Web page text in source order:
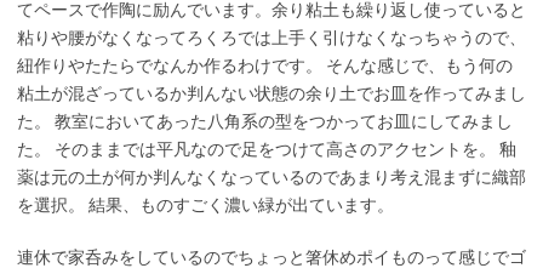
てペースで作陶に励んでいます。余り粘土も繰り返し使っていると
粘りや腰がなくなってろくろでは上手く引けなくなっちゃうので、
紐作りやたたらでなんか作るわけです。 そんな感じで、もう何の
粘土が混ざっているか判んない状態の余り土でお皿を作ってみまし
た。 教室においてあった八角系の型をつかってお皿にしてみまし
た。 そのままでは平凡なので足をつけて高さのアクセントを。 釉
薬は元の土が何か判んなくなっているのであまり考え混まずに織部
を選択。 結果、ものすごく濃い緑が出ています。
連休で家呑みをしているのでちょっと箸休めポイものって感じでゴ